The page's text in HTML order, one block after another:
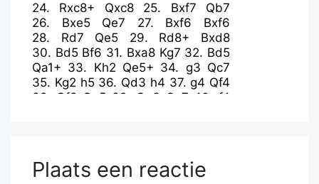
24. Rxc8+ Qxc8 25. Bxf7
Qb7
26. Bxe5 Qe7 27. Bxf6
Bxf6
28. Rd7 Qe5 29. Rd8+
Bxd8
30. Bd5 Bf6 31. Bxa8 Kg7 32. Bd5
Qa1+ 33. Kh2 Qe5+ 34. g3 Qc7
35. Kg2 h5 36. Qd3 h4 37.g4 Qf4
38.
Qf3 Qe5 39. Qe3 Qc7 40. f4
50.Kh1 Qe1+ 51.Kh2
Plaats een reactie